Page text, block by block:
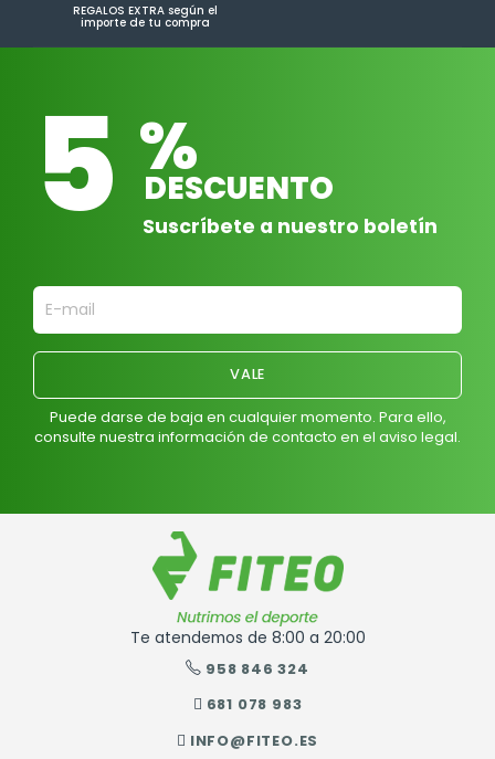
REGALOS EXTRA según el
importe de tu compra
5 %
DESCUENTO
Suscríbete a nuestro boletín
Puede darse de baja en cualquier momento. Para ello,
consulte nuestra información de contacto en el aviso legal.
Te atendemos de 8:00 a 20:00
958 846 324
681 078 983
INFO@FITEO.ES